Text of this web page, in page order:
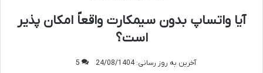
آیا واتساپ بدون سیمکارت واقعاً امکان پذیر
است؟
آخرین به روز رسانی: 24/08/1404
5